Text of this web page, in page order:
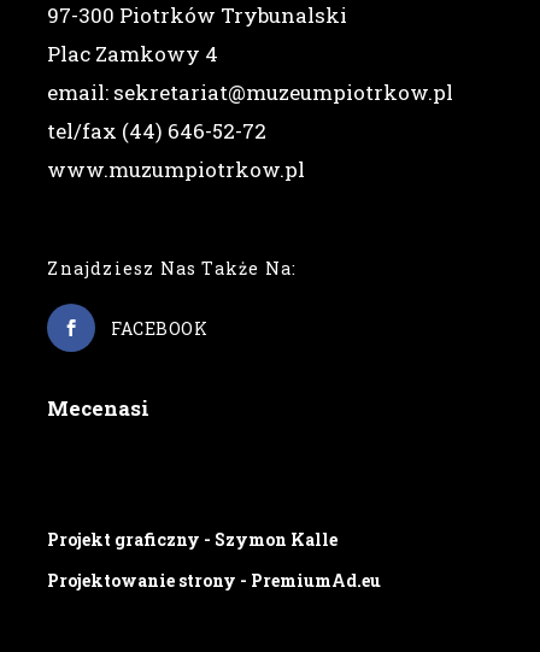
97-300 Piotrków Trybunalski
Plac Zamkowy 4
email: sekretariat@muzeumpiotrkow.pl
tel/fax (44) 646-52-72
www.muzumpiotrkow.pl
Znajdziesz Nas Także Na:
FACEBOOK
Mecenasi
Projekt graficzny - Szymon Kalle
Projektowanie strony - PremiumAd.eu